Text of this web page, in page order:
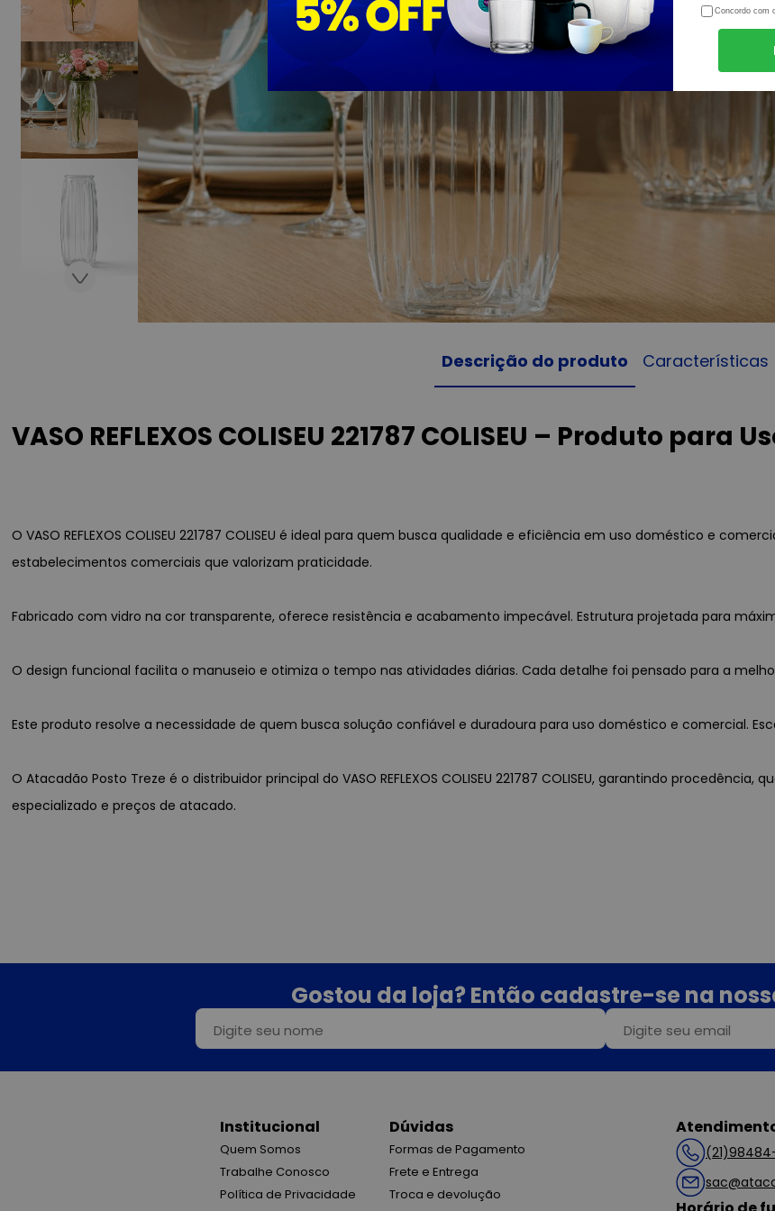
Descrição do produto Características
VASO REFLEXOS COLISEU 221787 COLISEU – Produto
O VASO REFLEXOS COLISEU 221787 COLISEU é ideal para quem busca qualidade e eficiência em uso doméstico e
estabelecimentos comerciais que valorizam praticidade.
Fabricado com vidro na cor transparente, oferece resistência e acabamento impecável. Estrutura projetada para
O design funcional facilita o manuseio e otimiza o tempo nas atividades diárias. Cada detalhe foi pensado para a
Este produto resolve a necessidade de quem busca solução confiável e duradoura para uso doméstico e comercial.
O Atacadão Posto Treze é o distribuidor principal do VASO REFLEXOS COLISEU 221787 COLISEU, garantindo
especializado e preços de atacado.
Gostou da loja? Então cadastre-se na
Institucional
Quem Somos
Trabalhe Conosco
Política de Privacidade
Dúvidas
Formas de Pagamento
Frete e Entrega
Troca e devolução
Concordo com